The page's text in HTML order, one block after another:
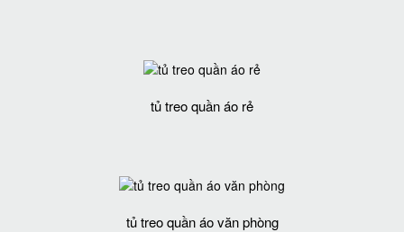
tủ treo quần áo rẻ
tủ treo quần áo văn phòng